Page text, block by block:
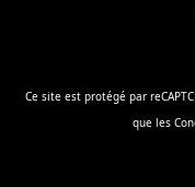
Ce site est protégé par
que les